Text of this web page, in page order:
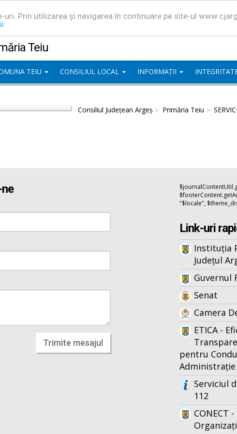
Prin utilizarea și navigarea în continuare pe site-ul
Teiu
TEIU CONSILIUL LOCAL INFORMAȚII
Consiliul Județean Argeș Primăria Teiu
Trimite mesajul
"$locale",
Link-uri
Instituția
Județul
Guvernul
Senat
Camera
ETICA -
pentru
Administrație
Serviciul
112
CONECT